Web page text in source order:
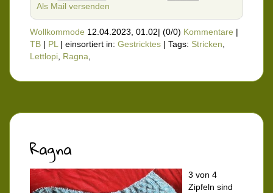
Als Mail versenden
Wollkommode 12.04.2023, 01.02| (0/0) Kommentare |
TB | PL| einsortiert in: Gestricktes | Tags: Stricken,
Lettlopi, Ragna,
Ragna
3 von 4
Zipfeln sind